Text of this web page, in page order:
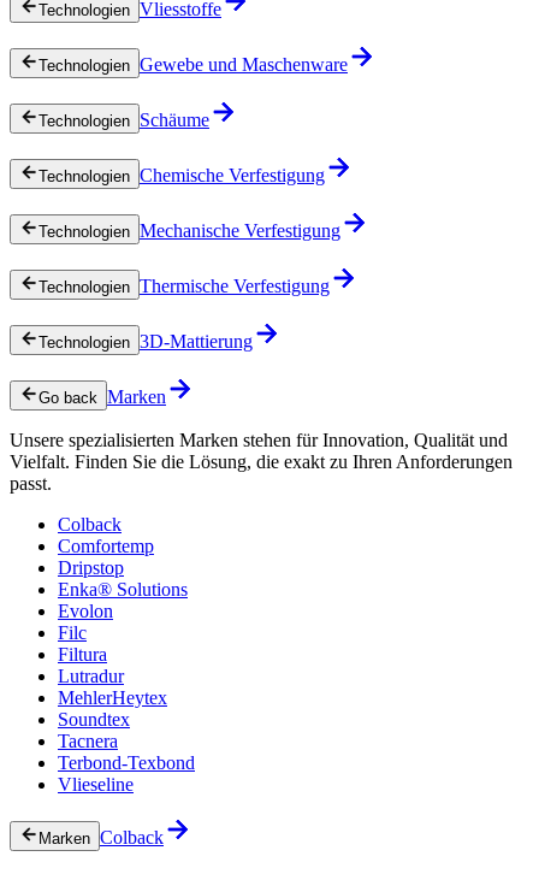
Technologien Vliesstoffe
Technologien Gewebe und Maschenware
Technologien Schäume
Technologien Chemische Verfestigung
Technologien Mechanische Verfestigung
Technologien Thermische Verfestigung
Technologien 3D-Mattierung
Go back Marken
Unsere spezialisierten Marken stehen für Innovation, Qualität und
Vielfalt. Finden Sie die Lösung, die exakt zu Ihren Anforderungen
passt.
Colback
Comfortemp
Dripstop
Enka® Solutions
Evolon
Filc
Filtura
Lutradur
MehlerHeytex
Soundtex
Tacnera
Terbond-Texbond
Vlieseline
Marken Colback